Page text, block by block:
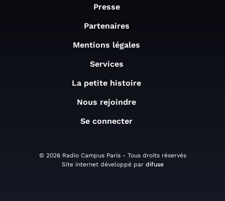
Presse
Partenaires
Mentions légales
Services
La petite histoire
Nous rejoindre
Se connecter
© 2026 Radio Campus Paris - Tous droits réservés
Site internet développé par difuse